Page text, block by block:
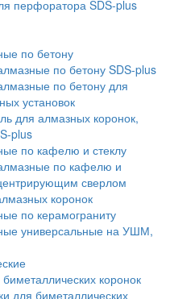
перфоратора SDS-plus
по бетону
по бетону SDS-plus
по бетону для
установок
для алмазных коронок,
plus
по кафелю и стеклу
по кафелю и
сверлом
коронок
по керамограниту
универсальные на УШМ,
коронок
для биметаллических